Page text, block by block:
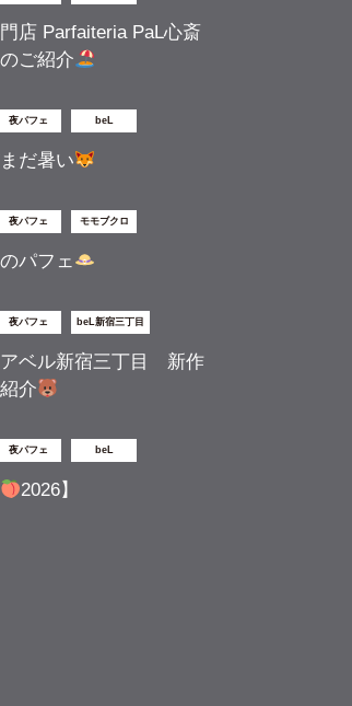
店 Parfaiteria PaL心斎
ご紹介
夜パフェ beL
だ暑い
夜パフェ モモブクロ
パフェ
夜パフェ beL新宿三丁目
ベル新宿三丁目 新作
介
夜パフェ beL
2026】